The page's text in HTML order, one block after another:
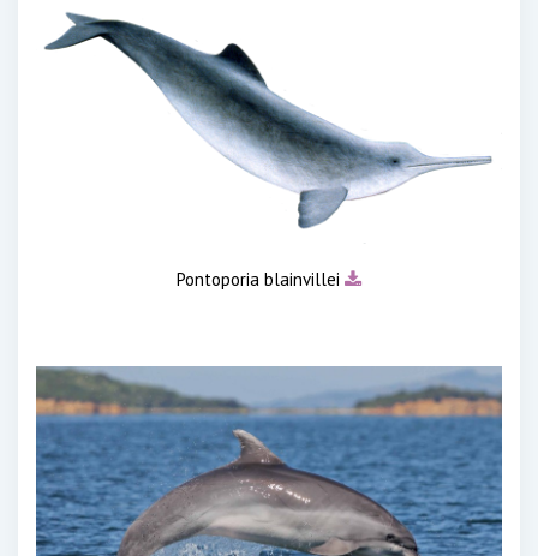
Pontoporia blainvillei